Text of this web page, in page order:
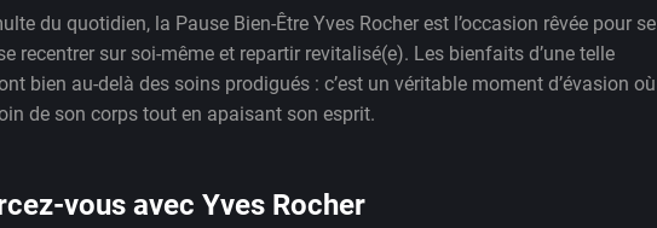
du quotidien, la Pause Bien-Être Yves Rocher est l’occasion rêvée pour se
recentrer sur soi-même et repartir revitalisé(e). Les bienfaits d’une telle
bien au-delà des soins prodigués : c’est un véritable moment d’évasion où
de son corps tout en apaisant son esprit.
vous avec Yves Rocher